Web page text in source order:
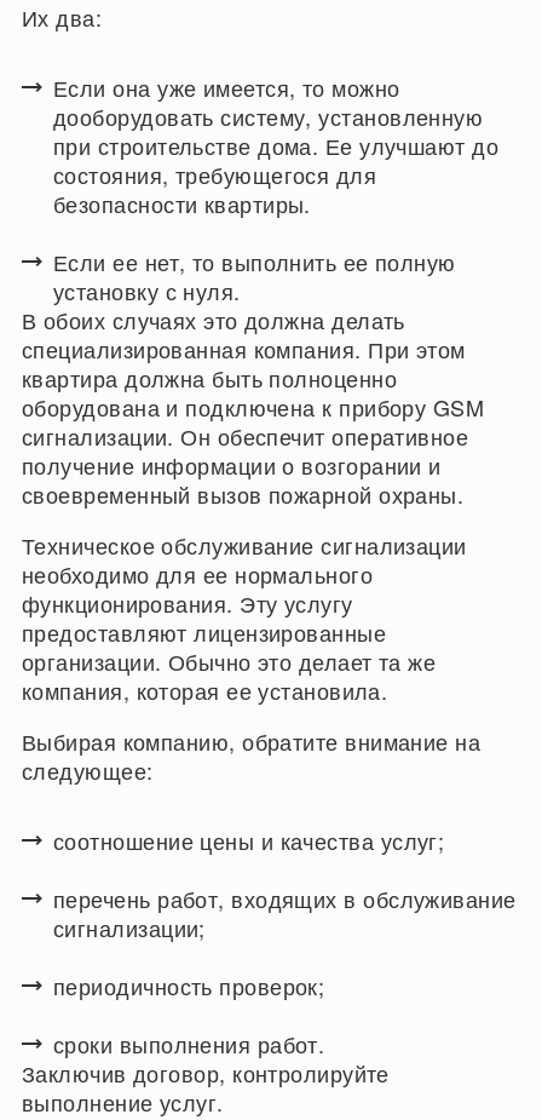
Их два:
Если она уже имеется, то можно
дооборудовать систему, установленную
при строительстве дома. Ее улучшают до
состояния, требующегося для
безопасности квартиры.
Если ее нет, то выполнить ее полную
установку с нуля.
В обоих случаях это должна делать
специализированная компания. При этом
квартира должна быть полноценно
оборудована и подключена к прибору GSM
сигнализации. Он обеспечит оперативное
получение информации о возгорании и
своевременный вызов пожарной охраны.
Техническое обслуживание сигнализации
необходимо для ее нормального
функционирования. Эту услугу
предоставляют лицензированные
организации. Обычно это делает та же
компания, которая ее установила.
Выбирая компанию, обратите внимание на
следующее:
соотношение цены и качества услуг;
перечень работ, входящих в обслуживание
сигнализации;
периодичность проверок;
сроки выполнения работ.
Заключив договор, контролируйте
выполнение услуг.